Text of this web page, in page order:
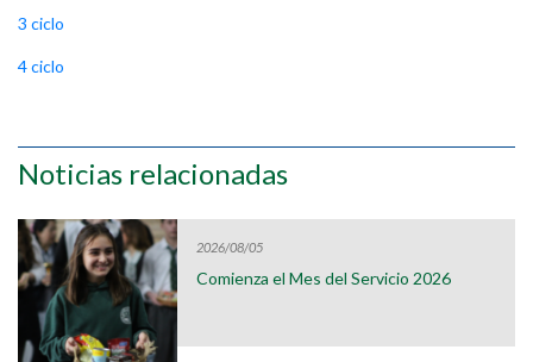
3 ciclo
4 ciclo
Noticias relacionadas
2026/08/05
Comienza el Mes del Servicio 2026